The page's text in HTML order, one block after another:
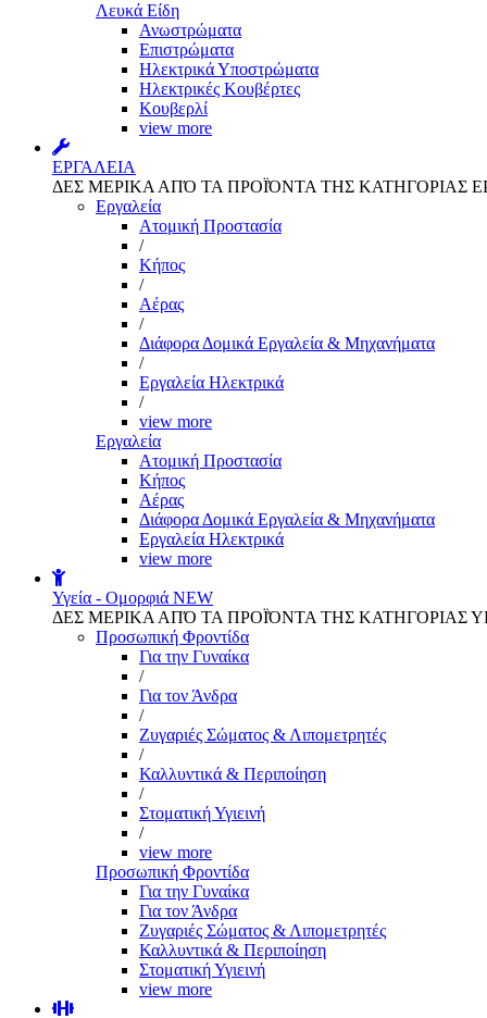
Λευκά Είδη
Ανωστρώματα
Επιστρώματα
Ηλεκτρικά Υποστρώματα
Ηλεκτρικές Κουβέρτες
Κουβερλί
view more
ΕΡΓΑΛΕΙΑ
ΔΕΣ ΜΕΡΙΚΑ ΑΠΌ ΤΑ ΠΡΟΪΌΝΤΑ ΤΗΣ ΚΑΤΗΓΟΡΙΑΣ
Εργαλεία
Aτομική Προστασία
/
Kήπος
/
Αέρας
/
Διάφορα Δομικά Εργαλεία & Μηχανήματα
/
Εργαλεία Ηλεκτρικά
/
view more
Εργαλεία
Aτομική Προστασία
Kήπος
Αέρας
Διάφορα Δομικά Εργαλεία & Μηχανήματα
Εργαλεία Ηλεκτρικά
view more
Υγεία - Ομορφιά NEW
ΔΕΣ ΜΕΡΙΚΑ ΑΠΌ ΤΑ ΠΡΟΪΌΝΤΑ ΤΗΣ ΚΑΤΗΓΟΡΙΑΣ
Προσωπική Φροντίδα
Για την Γυναίκα
/
Για τον Άνδρα
/
Ζυγαριές Σώματος & Λιπομετρητές
/
Καλλυντικά & Περιποίηση
/
Στοματική Υγιεινή
/
view more
Προσωπική Φροντίδα
Για την Γυναίκα
Για τον Άνδρα
Ζυγαριές Σώματος & Λιπομετρητές
Καλλυντικά & Περιποίηση
Στοματική Υγιεινή
view more